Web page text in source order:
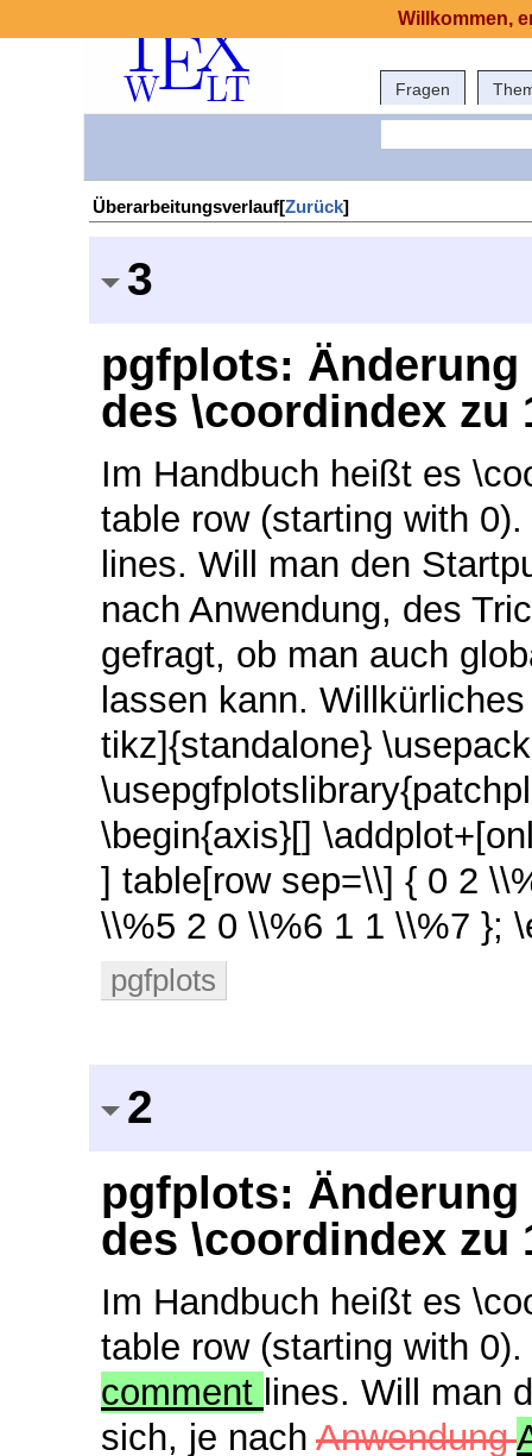
Fragen
Überarbeitungsverlauf[Zurück]
3
pgfplots:
des \coordindex zu
Im Handbuch heißt es
table row (starting with
lines. Will man den
nach Anwendung, des
gefragt, ob man auch
lassen kann.
tikz]{standalone}
\begin{axis}[]
] table[row sep=\\] { 0 2
\\%5 2 0 \\%6 1 1 \\%7 };
pgfplots
2
pgfplots:
des \coordindex zu
Im Handbuch heißt es
table row (starting with
comment lines. Will man
sich, je nach Anwendung
Willkommen,